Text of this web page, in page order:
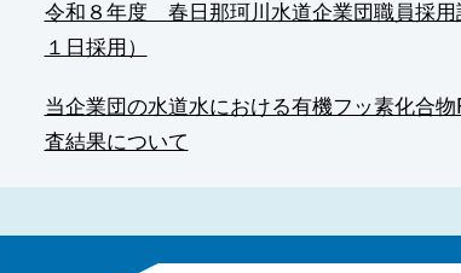
令和８年度 春日那珂川水道企業団職員採用
１日採用）
当企業団の水道水における有機フッ素化合
査結果について